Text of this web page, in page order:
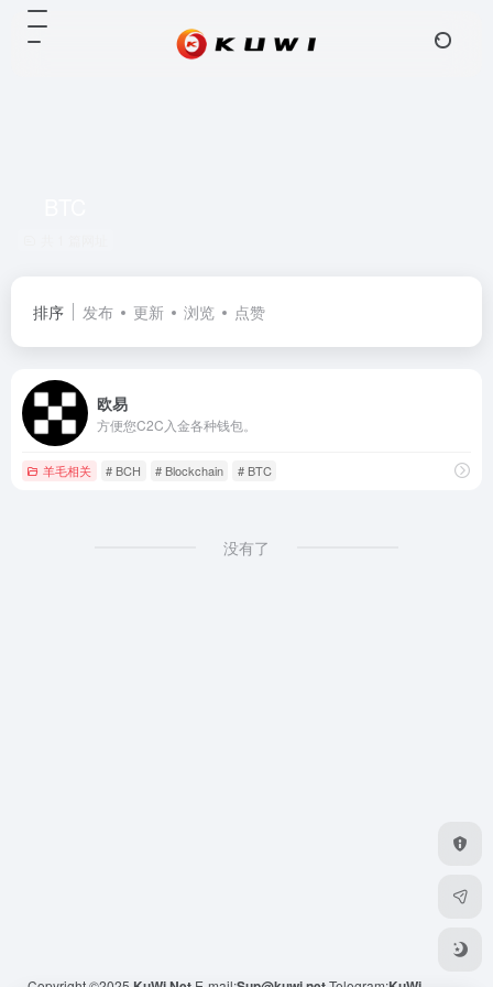
排序 发布 更新 浏览 点赞
欧易
方便您C2C入金各种钱包。
羊毛相关 # BCH # Blockchain # BTC
没有了